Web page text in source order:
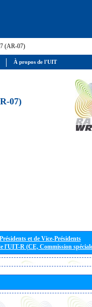
(AR-07)
07)
et de Vice-Présidents
l'UIT-R (CE, Commission
À propos de l'UIT